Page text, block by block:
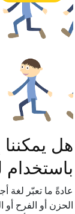
هل
عادةً ما تعبّر لغة
الحزن أو الفرح